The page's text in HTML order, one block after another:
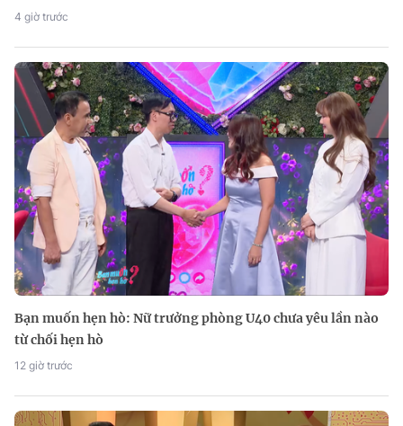
4 giờ trước
Bạn muốn hẹn hò: Nữ trưởng phòng U40 chưa yêu lần nào
từ chối hẹn hò
12 giờ trước